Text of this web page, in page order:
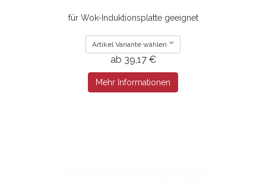
für Wok-Induktionsplatte geeignet
Artikel Variante wählen
ab 39,17 €
Mehr Informationen